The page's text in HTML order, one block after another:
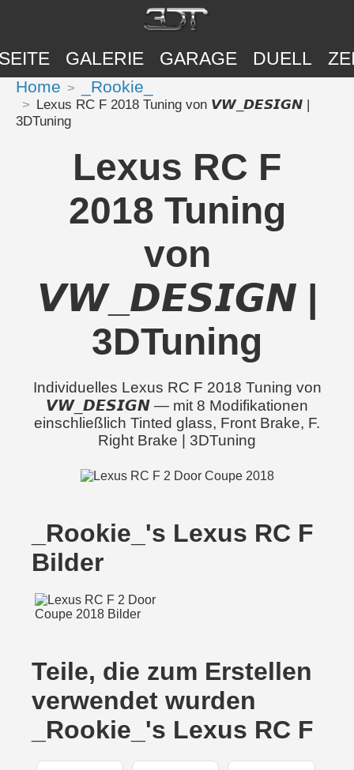
GALERIE GARAGE DUELL
Home _Rookie_
Lexus RC F 2018 Tuning von 𝙑𝙒_𝘿𝙀𝙎𝙄𝙂𝙉 |
3DTuning
Lexus RC F
2018 Tuning
von
𝙑𝙒_𝘿𝙀𝙎𝙄𝙂𝙉 |
3DTuning
Individuelles Lexus RC F 2018 Tuning von
𝙑𝙒_𝘿𝙀𝙎𝙄𝙂𝙉 — mit 8 Modifikationen
einschließlich Tinted glass, Front Brake, F.
Right Brake | 3DTuning
_Rookie_'s Lexus RC F
Bilder
Teile, die zum Erstellen
verwendet wurden
_Rookie_'s Lexus RC F